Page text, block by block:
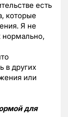
есть
которые
Я не
нормально,
в других
или
для